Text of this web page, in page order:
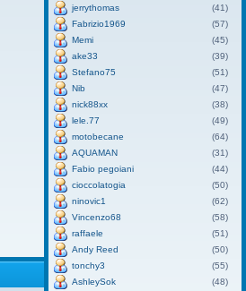
jerrythomas
(41)
Fabrizio1969
(57)
Memi
(45)
ake33
(39)
Stefano75
(51)
Nib
(47)
nick88xx
(38)
lele.77
(49)
motobecane
(64)
AQUAMAN
(31)
Fabio pegoiani
(44)
cioccolatogia
(50)
ninovic1
(62)
Vincenzo68
(58)
raffaele
(51)
Andy Reed
(50)
tonchy3
(55)
AshleySok
(48)